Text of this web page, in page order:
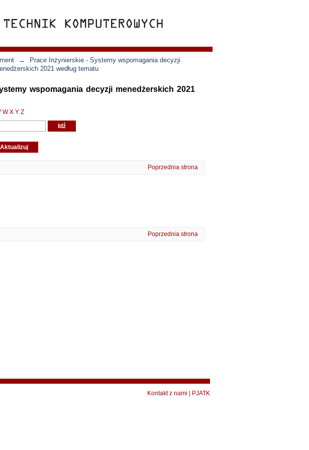
→
Prace Inżynierskie - Systemy wspomagania decyzji
2021 według tematu
wspomagania decyzji menedżerskich 2021
W X Y Z
Poprzednia strona
Poprzednia strona
Kontakt z nami PJATK